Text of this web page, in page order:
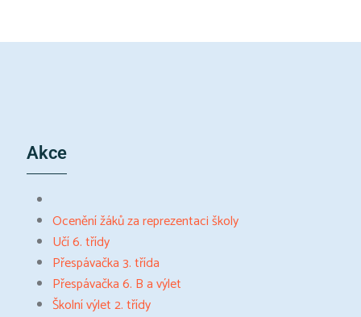
Akce
Ocenění žáků za reprezentaci školy
Učí 6. třídy
Přespávačka 3. třída
Přespávačka 6. B a výlet
Školní výlet 2. třídy